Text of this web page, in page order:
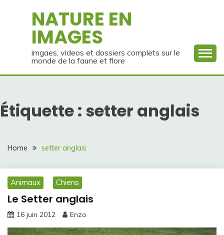
NATURE EN
IMAGES
imgaes, videos et dossiers complets sur le
monde de la faune et flore
Étiquette : setter anglais
Home setter anglais
Animaux Chiens
Le Setter anglais
16 juin 2012 Enzo